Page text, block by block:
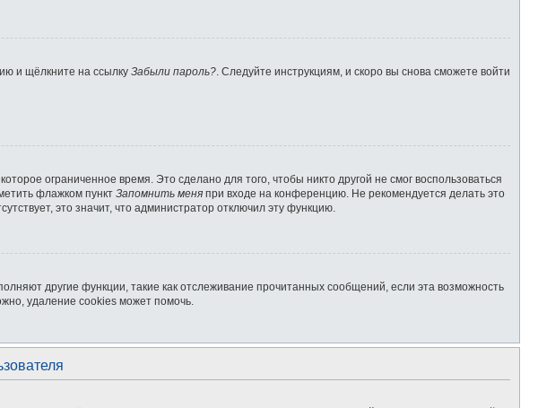
и щёлкните на ссылку Забыли пароль? . Следуйте инструкциям, и скоро вы снова сможете войти
ограниченное время. Это сделано для того, чтобы никто другой не смог воспользоваться
флажком пункт Запомнить меня при входе на конференцию. Не рекомендуется делать это
это значит, что администратор отключил эту функцию.
другие функции, такие как отслеживание прочитанных сообщений, если эта возможность
удаление cookies может помочь.